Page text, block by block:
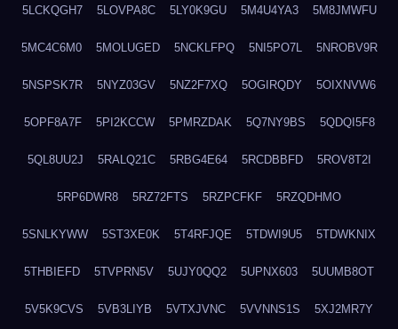
5LCKQGH7 5LOVPA8C 5LY0K9GU 5M4U4YA3 5M8JMWFU
5MC4C6M0 5MOLUGED 5NCKLFPQ 5NI5PO7L 5NROBV9R
5NSPSK7R 5NYZ03GV 5NZ2F7XQ 5OGIRQDY 5OIXNVW6
5OPF8A7F 5PI2KCCW 5PMRZDAK 5Q7NY9BS 5QDQI5F8
5QL8UU2J 5RALQ21C 5RBG4E64 5RCDBBFD 5ROV8T2I
5RP6DWR8 5RZ72FTS 5RZPCFKF 5RZQDHMO
5SNLKYWW 5ST3XE0K 5T4RFJQE 5TDWI9U5 5TDWKNIX
5THBIEFD 5TVPRN5V 5UJY0QQ2 5UPNX603 5UUMB8OT
5V5K9CVS 5VB3LIYB 5VTXJVNC 5VVNNS1S 5XJ2MR7Y